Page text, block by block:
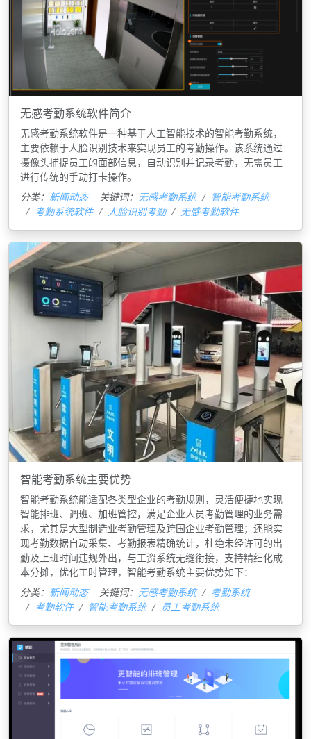
无感考勤系统软件简介
无感考勤系统软件是一种基于人工智能技术的智能考勤系统，
主要依赖于人脸识别技术来实现员工的考勤操作。‌该系统通过
摄像头捕捉员工的面部信息，自动识别并记录考勤，无需员工
进行传统的手动打卡操作。‌
分类： 新闻动态 关键词： 无感考勤系统
智能考勤系统
考勤系统软件
人脸识别考勤 无感考勤软件
智能考勤系统主要优势
智能考勤系统能适配各类型企业的考勤规则，灵活便捷地实现
智能排班、调班、加班管控，满足企业人员考勤管理的业务需
求，尤其是大型制造业考勤管理及跨国企业考勤管理；还能实
现考勤数据自动采集、考勤报表精确统计，杜绝未经许可的出
勤及上班时间违规外出，与工资系统无缝衔接，支持精细化成
本分摊，优化工时管理，智能考勤系统主要优势如下：
分类： 新闻动态 关键词： 无感考勤系统
考勤系统
考勤软件
智能考勤系统 员工考勤系统